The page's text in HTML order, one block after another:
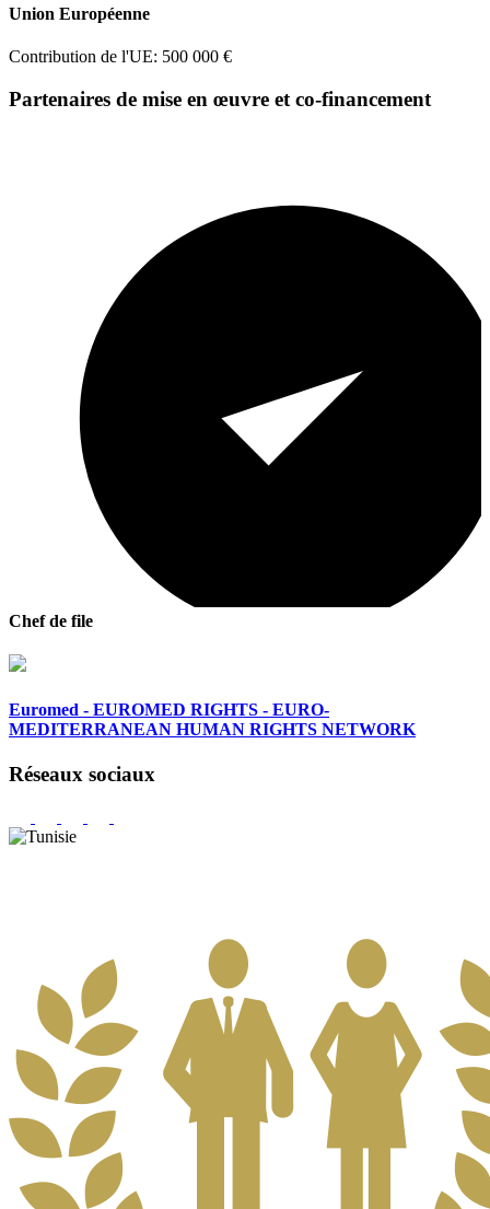
Union Européenne
Contribution de l'UE: 500 000 €
Partenaires de mise en œuvre et co-financement
Chef de file
Euromed - EUROMED RIGHTS - EURO-
MEDITERRANEAN HUMAN RIGHTS NETWORK
Réseaux sociaux